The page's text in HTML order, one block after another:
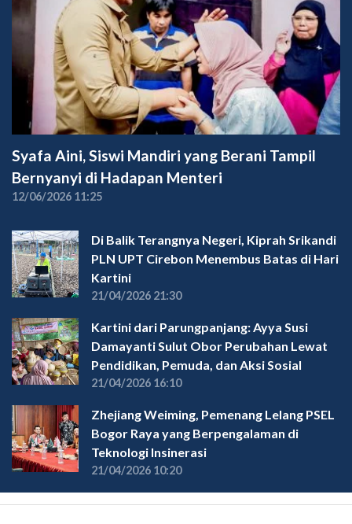
Syafa Aini, Siswi Mandiri yang Berani Tampil
Bernyanyi di Hadapan Menteri
12/06/2026 11:25
Di Balik Terangnya Negeri, Kiprah Srikandi
PLN UPT Cirebon Menembus Batas di Hari
Kartini
21/04/2026 21:30
Kartini dari Parungpanjang: Ayya Susi
Damayanti Sulut Obor Perubahan Lewat
Pendidikan, Pemuda, dan Aksi Sosial
21/04/2026 16:10
Zhejiang Weiming, Pemenang Lelang PSEL
Bogor Raya yang Berpengalaman di
Teknologi Insinerasi
21/04/2026 10:20